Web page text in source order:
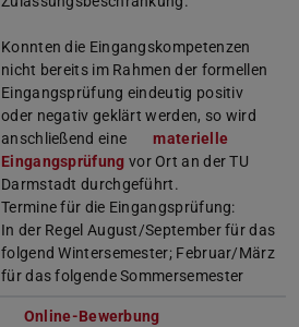
Konnten die Eingangskompetenzen
nicht bereits im Rahmen der formellen
Eingangsprüfung eindeutig positiv
oder negativ geklärt werden, so wird
anschließend eine
materielle
Eingangsprüfung vor Ort an der TU
Darmstadt durchgeführt.
Termine für die Eingangsprüfung:
In der Regel August/September für das
folgend Wintersemester; Februar/März
für das folgende Sommersemester
Online-Bewerbung